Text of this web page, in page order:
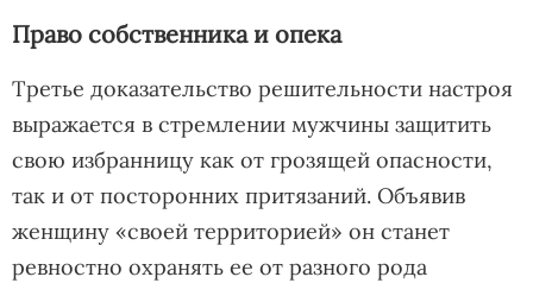
Право собственника и опека
Третье доказательство решительности настроя
выражается в стремлении мужчины защитить
свою избранницу как от грозящей опасности,
так и от посторонних притязаний. Объявив
женщину «своей территорией» он станет
ревностно охранять ее от разного рода